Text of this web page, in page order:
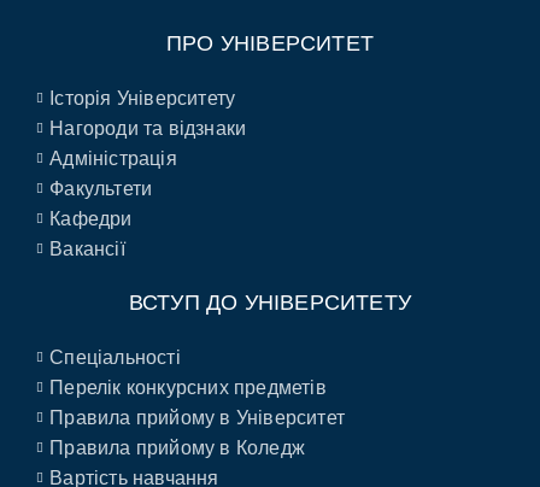
ПРО УНІВЕРСИТЕТ
Історія Університету
Нагороди та відзнаки
Адміністрація
Факультети
Кафедри
Вакансії
ВСТУП ДО УНІВЕРСИТЕТУ
Спеціальності
Перелік конкурсних предметів
Правила прийому в Університет
Правила прийому в Коледж
Вартість навчання